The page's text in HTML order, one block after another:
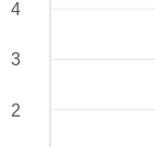
4
3
2